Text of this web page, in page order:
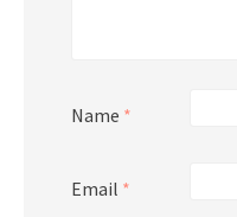
Name *
Email *